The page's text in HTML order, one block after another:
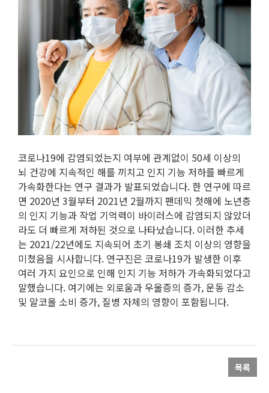
코로나19에 감염되었는지 여부에 관계없이 50세 이상의
뇌 건강에 지속적인 해를 끼치고 인지 기능 저하를 빠르게
가속화한다는 연구 결과가 발표되었습니다. 한 연구에 따르
면 2020년 3월부터 2021년 2월까지 팬데믹 첫해에 노년층
의 인지 기능과 작업 기억력이 바이러스에 감염되지 않았더
라도 더 빠르게 저하된 것으로 나타났습니다. 이러한 추세
는 2021/22년에도 지속되어 초기 봉쇄 조치 이상의 영향을
미쳤음을 시사합니다. 연구진은 코로나19가 발생한 이후
여러 가지 요인으로 인해 인지 기능 저하가 가속화되었다고
말했습니다. 여기에는 외로움과 우울증의 증가, 운동 감소
및 알코올 소비 증가, 질병 자체의 영향이 포함됩니다.
목록